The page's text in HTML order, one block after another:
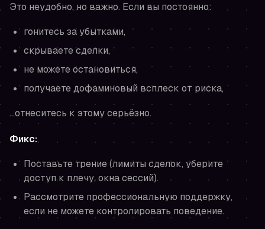
Это неудобно, но важно. Если вы постоянно:
гонитесь за убытками,
скрываете сделки,
не можете остановиться,
получаете дофаминовый всплеск от риска,
…отнеситесь к этому серьёзно.
Фикс:
Поставьте трение (лимиты сделок, уберите
доступ к плечу, окна сессий).
Рассмотрите профессиональную поддержку,
если не можете контролировать поведение.